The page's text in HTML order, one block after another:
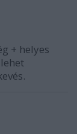
+ helyes